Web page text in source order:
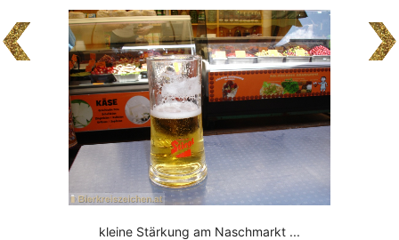
kleine Stärkung am Naschmarkt ...